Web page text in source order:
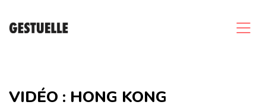
VIDÉO : HONG KONG